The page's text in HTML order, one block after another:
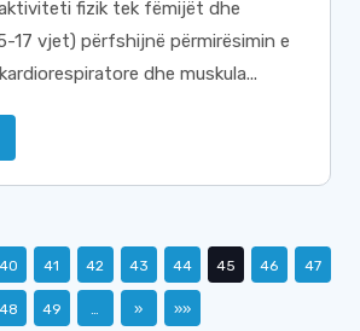
fizik tek fëmijët dhe
17 vjet) përfshijnë përmirësimin e
dhe muskula...
40 41 42 43 44 45 46 47
48 49 … » »»